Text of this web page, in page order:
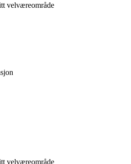
velværeområde
velværeområde